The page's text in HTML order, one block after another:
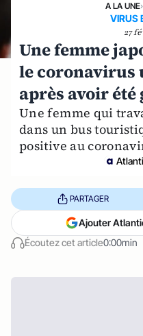
A LA UNE›
VIRUS
27
Une femme
le coronavirus
après avoir été
Une femme qui
dans un bus
positive au
Écoutez cet article0:00min
PARTAGER
Ajouter